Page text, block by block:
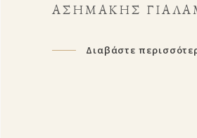
ΑΣΗΜΆΚΗΣ
Διαβάστε